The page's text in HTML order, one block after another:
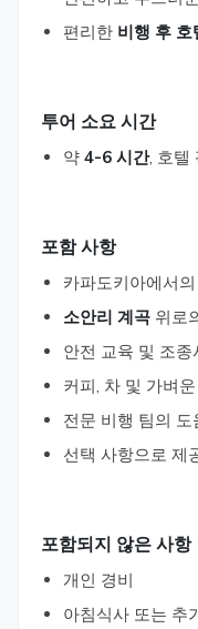
편리한 비행 후
투어 소요 시간
약 4-6 시간, 호텔
포함 사항
카파도키아에서
소안리 계곡 위로
안전 교육 및 조종
커피, 차 및 가벼
전문 비행 팀의 도
선택 사항으로 제
포함되지 않은 사항
개인 경비
아침식사 또는 추